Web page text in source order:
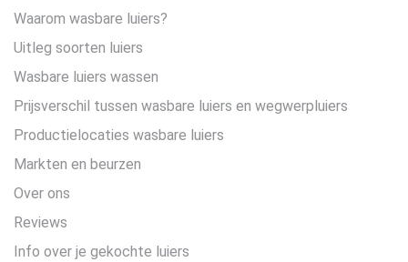
Waarom wasbare luiers?
Uitleg soorten luiers
Wasbare luiers wassen
Prijsverschil tussen wasbare luiers en wegwerpluiers
Productielocaties wasbare luiers
Markten en beurzen
Over ons
Reviews
Info over je gekochte luiers